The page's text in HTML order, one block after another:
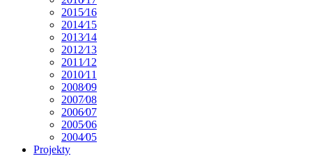
2015⁄16
2014⁄15
2013⁄14
2012⁄13
2011⁄12
2010⁄11
2008⁄09
2007⁄08
2006⁄07
2005⁄06
2004⁄05
Projekty